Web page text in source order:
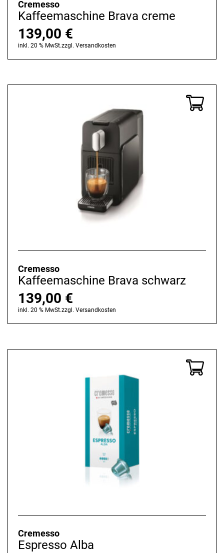
Cremesso
Kaffeemaschine Brava creme
139,00 €
inkl. 20 % MwSt.zzgl. Versandkosten
Cremesso
Kaffeemaschine Brava schwarz
139,00 €
inkl. 20 % MwSt.zzgl. Versandkosten
Cremesso
Espresso Alba